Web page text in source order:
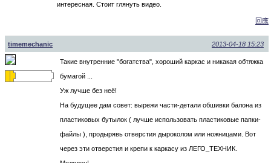
интересная. Стоит глянуть видео.
回應
timemechanic 2013-04-18 15:23
Такие внутренние "богатства", хороший каркас и никакая обтяжка
бумагой ...
Уж лучше без неё!
На будущее дам совет: вырежи части-детали обшивки балона из
пластиковых бутылок ( лучше использовать пластиковые папки-
файлы ), продырявь отверстия дыроколом или ножницами. Вот
через эти отверстия и крепи к каркасу из ЛЕГО_ТЕХНИК.